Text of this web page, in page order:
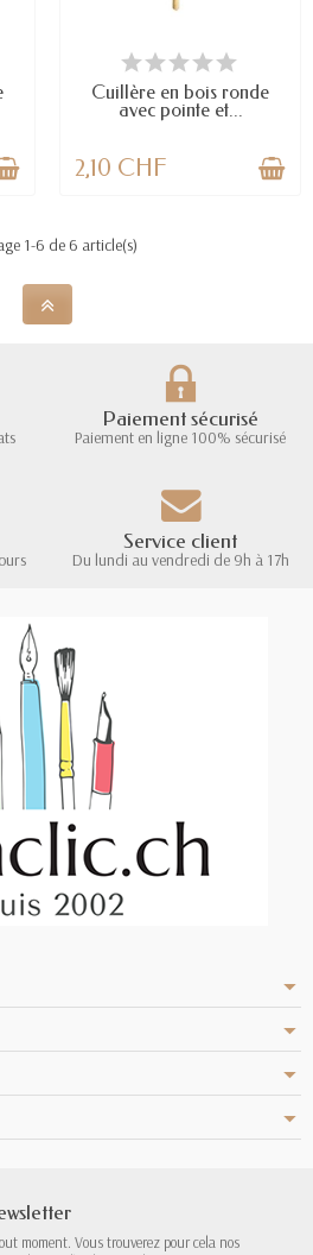
DERNIERS ARTICLES EN STOCK
Cuillère en bois ronde
avec pointe et...
2,10 CHF
1-6 de 6 article(s)
Paiement sécurisé
Paiement en ligne 100% sécurisé
Service client
Du lundi au vendredi de 9h à 17h
moment. Vous trouverez pour cela nos